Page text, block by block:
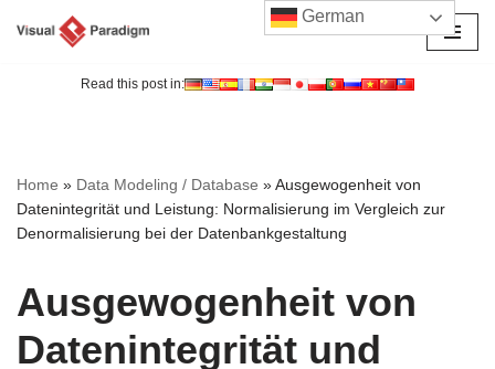
Read this post in:
Home » Data Modeling / Database »Ausgewogenheit von
Datenintegrität und Leistung: Normalisierung im Vergleich zur
Denormalisierung bei der Datenbankgestaltung
Ausgewogenheit von
Datenintegrität und
German